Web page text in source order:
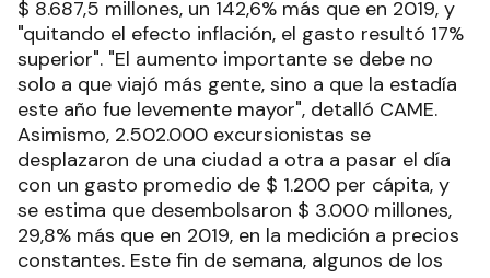
$ 8.687,5 millones, un 142,6% más que en 2019, y
"quitando el efecto inflación, el gasto resultó 17%
superior". "El aumento importante se debe no
solo a que viajó más gente, sino a que la estadía
este año fue levemente mayor", detalló CAME.
Asimismo, 2.502.000 excursionistas se
desplazaron de una ciudad a otra a pasar el día
con un gasto promedio de $ 1.200 per cápita, y
se estima que desembolsaron $ 3.000 millones,
29,8% más que en 2019, en la medición a precios
constantes. Este fin de semana, algunos de los